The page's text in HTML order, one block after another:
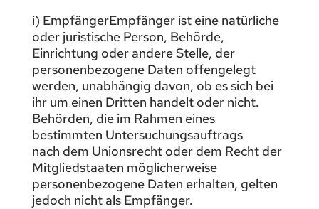
i) EmpfängerEmpfänger ist eine natürliche
oder juristische Person, Behörde,
Einrichtung oder andere Stelle, der
personenbezogene Daten offengelegt
werden, unabhängig davon, ob es sich bei
ihr um einen Dritten handelt oder nicht.
Behörden, die im Rahmen eines
bestimmten Untersuchungsauftrags
nach dem Unionsrecht oder dem Recht der
Mitgliedstaaten möglicherweise
personenbezogene Daten erhalten, gelten
jedoch nicht als Empfänger.